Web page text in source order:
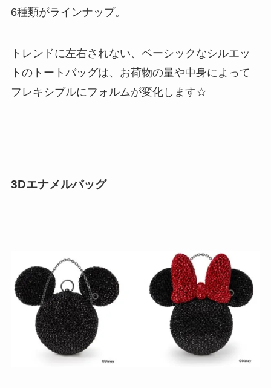
6種類がラインナップ。
トレンドに左右されない、ベーシックなシルエッ
トのトートバッグは、お荷物の量や中身によって
フレキシブルにフォルムが変化します☆
3Dエナメルバッグ